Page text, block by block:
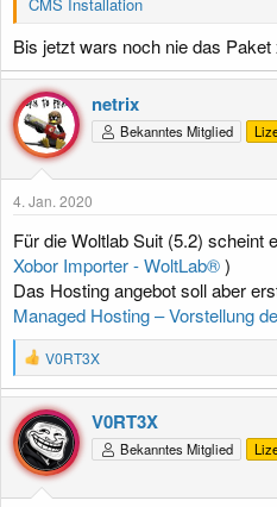
Bis jetzt wars noch nie das Paket
netrix
Bekanntes Mitglied
4. Jan. 2020
Für die Woltlab Suit (5.2) scheint
Xobor Importer - WoltLab®)
Das Hosting angebot soll aber
Managed Hosting – Vorstellung
R
e
a
k
t
i
o
n
V0RT3X
V0RT3X
Bekanntes Mitglied